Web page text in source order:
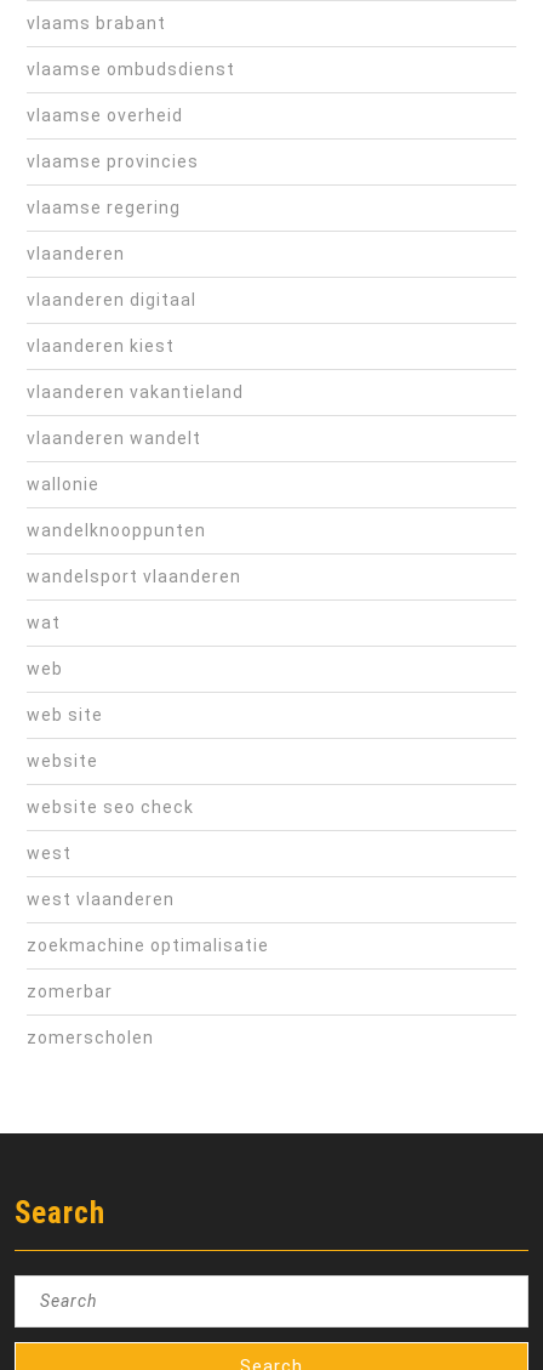
vlaams brabant
vlaamse ombudsdienst
vlaamse overheid
vlaamse provincies
vlaamse regering
vlaanderen
vlaanderen digitaal
vlaanderen kiest
vlaanderen vakantieland
vlaanderen wandelt
wallonie
wandelknooppunten
wandelsport vlaanderen
wat
web
web site
website
website seo check
west
west vlaanderen
zoekmachine optimalisatie
zomerbar
zomerscholen
Search
Search